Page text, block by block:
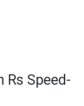
Rs Speed-